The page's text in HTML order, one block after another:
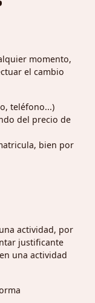
momento,
el cambio
teléfono...)
del precio de
bien por
actividad, por
justificante
una actividad